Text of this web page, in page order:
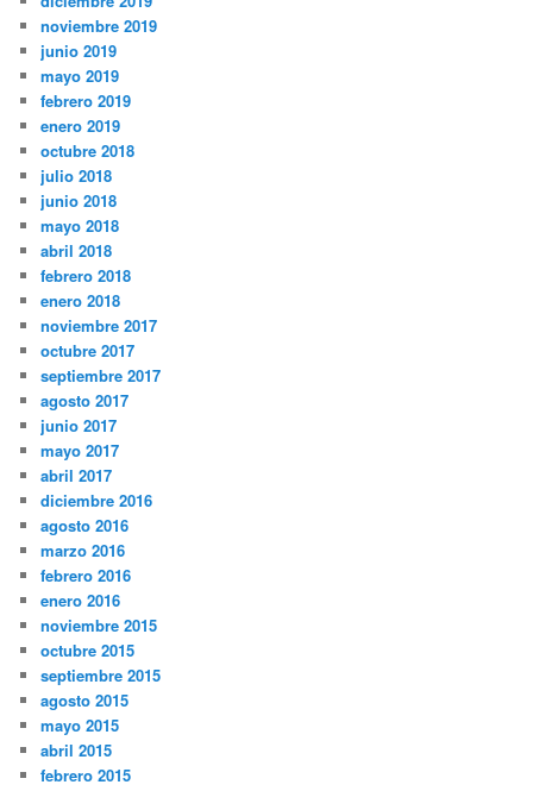
noviembre 2019
junio 2019
mayo 2019
febrero 2019
enero 2019
octubre 2018
julio 2018
junio 2018
mayo 2018
abril 2018
febrero 2018
enero 2018
noviembre 2017
octubre 2017
septiembre 2017
agosto 2017
junio 2017
mayo 2017
abril 2017
diciembre 2016
agosto 2016
marzo 2016
febrero 2016
enero 2016
noviembre 2015
octubre 2015
septiembre 2015
agosto 2015
mayo 2015
abril 2015
febrero 2015